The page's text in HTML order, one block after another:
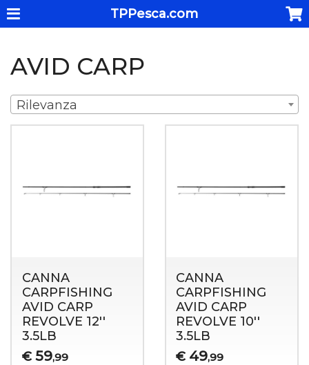
TPPesca.com
AVID CARP
Rilevanza
CANNA
CARPFISHING
AVID CARP
REVOLVE 12''
3.5LB
€ 59,99
CANNA
CARPFISHING
AVID CARP
REVOLVE 10''
3.5LB
€ 49,99